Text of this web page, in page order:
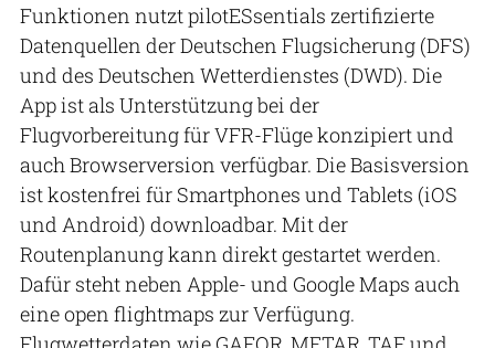
Funktionen nutzt pilotESsentials zertifizierte
Datenquellen der Deutschen Flugsicherung (DFS)
und des Deutschen Wetterdienstes (DWD). Die
App ist als Unterstützung bei der
Flugvorbereitung für VFR-Flüge konzipiert und
auch Browserversion verfügbar. Die Basisversion
ist kostenfrei für Smartphones und Tablets (iOS
und Android) downloadbar. Mit der
Routenplanung kann direkt gestartet werden.
Dafür steht neben Apple- und Google Maps auch
eine open flightmaps zur Verfügung.